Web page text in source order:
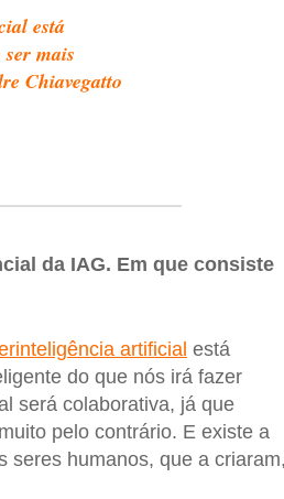
está
mais
Chiavegatto
da IAG. Em que consiste
artificial está
do que nós irá fazer
será colaborativa, já que
pelo contrário. E existe a
seres humanos, que a